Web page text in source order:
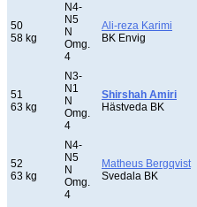
50
58 kg
N4-
N5
N
Omg.
4
Ali-reza Karimi
BK Envig
51
63 kg
N3-
N1
N
Omg.
4
Shirshah Amiri
Hästveda BK
52
63 kg
N4-
N5
N
Omg.
4
Matheus Bergqvist
Svedala BK